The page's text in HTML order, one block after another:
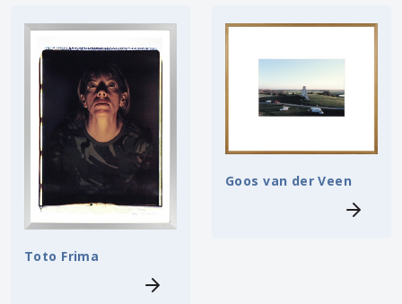
Toto Frima
Goos van der Veen